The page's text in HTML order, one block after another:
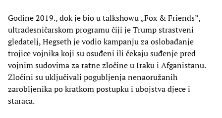
Godine 2019., dok je bio u talkshowu „Fox & Friends”,
ultradesničarskom programu čiji je Trump strastveni
gledatelj, Hegseth je vodio kampanju za oslobađanje
trojice vojnika koji su osuđeni ili čekaju suđenje pred
vojnim sudovima za ratne zločine u Iraku i Afganistanu.
Zločini su uključivali pogubljenja nenaoružanih
zarobljenika po kratkom postupku i ubojstva djece i
staraca.